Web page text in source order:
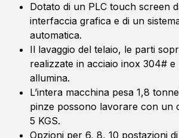
Dotato di un PLC touch screen
interfaccia grafica e di un
automatica.
Il lavaggio del telaio, le parti
realizzate in acciaio inox 304# e
allumina.
L’intera macchina pesa 1,8
pinze possono lavorare con un
5 KGS.
Opzioni per 6, 8, 10 postazioni